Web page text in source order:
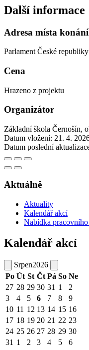
Další informace
Adresa místa konání
Parlament České republiky
Cena
Hrazeno z projektu
Organizátor
Základní škola Černošín,
Datum vložení: 21. 4.
Datum poslední
Aktuálně
Aktuality
Kalendář akcí
Nabídka
Kalendář akcí
Srpen2026
Po Út St Čt Pá So Ne
27 28 29 30 31 1
2
3
4 5 6 7 8
9
10 11 12 13 14 15 16
17 18 19 20 21 22 23
24 25 26 27 28 29 30
31 1 2 3 4 5 6